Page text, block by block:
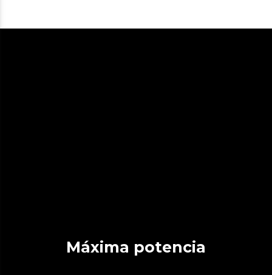
Máxima potencia